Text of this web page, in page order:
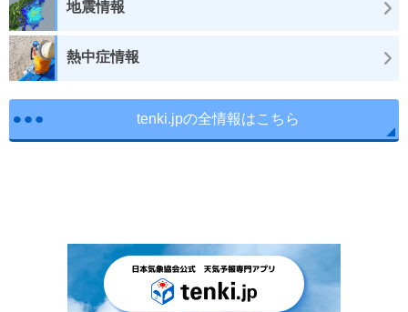
地震情報
熱中症情報
tenki.jpの全情報はこちら